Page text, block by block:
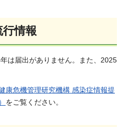
情報
は届出がありません。また、2025
康危機管理研究機構 感染症情報提
をご覧ください。